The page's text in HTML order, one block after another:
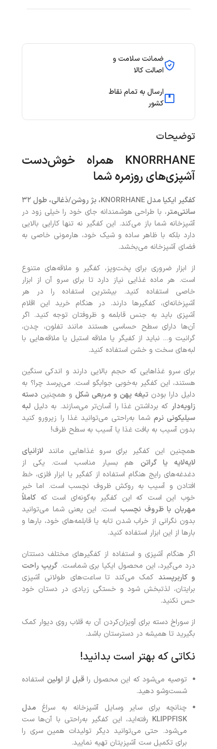
ضمانت سلامت و
اصالت کالا
ارسال به تمام نقاط
کشور
توضیحات
KNORRHANE همراه خوش‌دست
آشپزی‌های روزمره شما
کفگیر ایکیا مدل KNORRHANE، بژ روشن/ذغالی، طول ۳۲
سانتی‌متر، با طراحی هوشمندانه جای خود را خیلی زود در
آشپزخانه شما باز می‌کند. این کفگیر نه تنها کارایی بالایی
دارد بلکه با ظاهر ساده و شیک خود، هارمونی خاصی به
فضای آشپزخانه می‌بخشد.
از ابزار ضروری برای پخت‌وپز، کفگیر و ملاقه‌های متنوع
است. هر ماده غذایی نیاز دارد تا برای سرو آن از ابزار
خاصی استفاده کنید. بیشترین استفاده را در هر
آشپزخانه‌ای، کفگیرها دارند. در هنگام خرید این اقلام
آشپزی باید به جنس قابلمه و ظروفتان توجه کنید. اگر
آن‌ها دارای سطح حساسی هستند مانند تفلون، چدن،
گرانیت و… نباید از کفیگر یا ملاقه استیل یا ملاقه‌هایی با
لبه‌های سخت و خشن استفاده کنید.
برای سرو غذاهایی که حجم بالایی دارند و اندکی سنگین
هستند، این کفگیر به‌خوبی جوابگو است. می‌پرسد چرا؟ به
دلیل دارا بودن تیغه پهن و مربعی شکل و همچنین دسته
زاویه‌دار که برداشتن غذا را آسان‌تر می‌سازند. به دلیل لبه
سیلیکونی نرم شما به‌راحتی می‌توانید غذا را زیرورو کنید
بدون آسیب به بافت غذا یا آسیب به سطح ظرف!
همچنین این کفگیر برای سرو غذاهایی مانند لازانیای
لایه‌لایه یا گراتن هم بسیار مناسب است. یکی از
دغدغه‌های رایج هنگام استفاده از کفگیر یا ابزار فلزی، خط
افتادن و آسیب به روکش ظروف نچسب است. اما خبر
خوب این است که این کفگیر به‌گونه‌ای است که کاملاً
مهربان با ظروف نچسب است. این یعنی شما می‌توانید
بدون نگرانی از خراب شدن تابه یا قابلمه‌های خود، بارها و
بارها از این ابزار استفاده کنید.
اگر هنگام آشپزی و استفاده از کفگیرهای مختلف دستتان
درد می‌گیرد، این محصول ایکیا بری شماست.گریپ راحت
و کاربرپسند کمک می‌کند تا ساعت‌های طولانی آشپزی
برایتان، لذتبخش شود و خستگی زیادی در دستان خود
حس نکنید.
از سوراخ دسته برای آویزان‌کردن آن به قلاب روی دیوار کمک
بگیرید تا همیشه در دسترستان باشد.
نکاتی که بهتر است بدانید!
توصیه می‌شود که این محصول راقبل از اولین استفاده
شست‌وشو دهید.
چنانچه برای سایر وسایل آشپزخانه به سراغ مدل
KLIPPFISK رفته‌اید، این کفگیر به‌راحتی با آن‌ها ست
می‌شود. حتی می‌توانید دیگر تولیدات همین سری را
برای تکمیل ست آشپزیتان تهیه نمایید.